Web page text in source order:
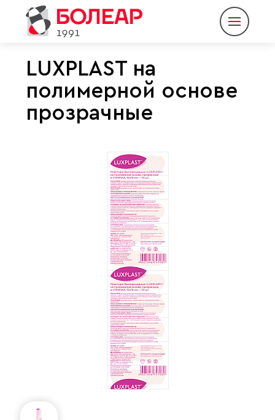
О компании
Продукция
LUXPLAST на
полимерной основе
прозрачные